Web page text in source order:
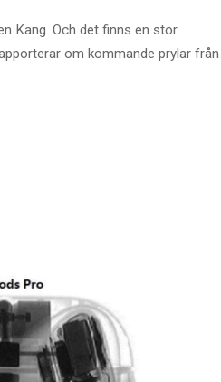
Kang. Och det finns en stor
om kommande prylar från